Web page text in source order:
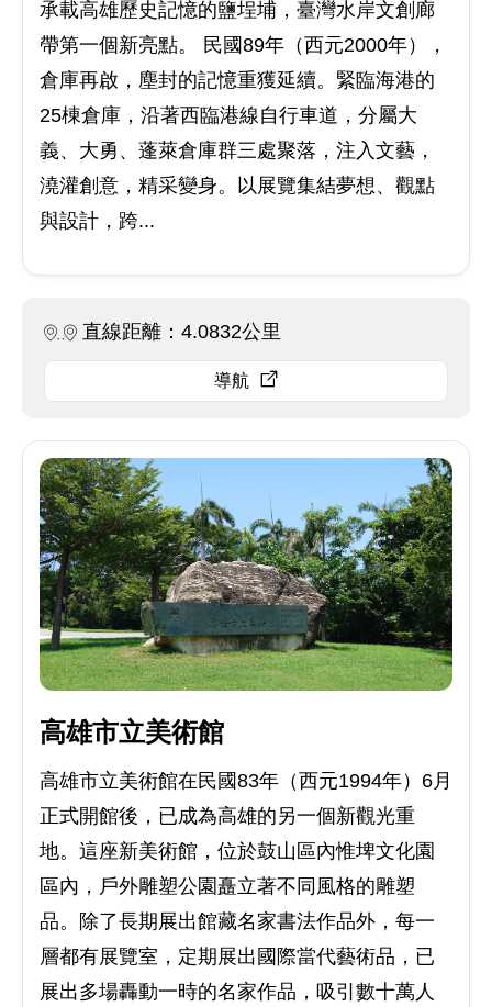
承載高雄歷史記憶的鹽埕埔，臺灣水岸文創廊
帶第一個新亮點。 民國89年（西元2000年），
倉庫再啟，塵封的記憶重獲延續。緊臨海港的
25棟倉庫，沿著西臨港線自行車道，分屬大
義、大勇、蓬萊倉庫群三處聚落，注入文藝，
澆灌創意，精采變身。以展覽集結夢想、觀點
與設計，跨...
直線距離：4.0832公里
導航
高雄市立美術館
高雄市立美術館在民國83年（西元1994年）6月
正式開館後，已成為高雄的另一個新觀光重
地。這座新美術館，位於鼓山區內惟埤文化園
區內，戶外雕塑公園矗立著不同風格的雕塑
品。除了長期展出館藏名家書法作品外，每一
層都有展覽室，定期展出國際當代藝術品，已
展出多場轟動一時的名家作品，吸引數十萬人